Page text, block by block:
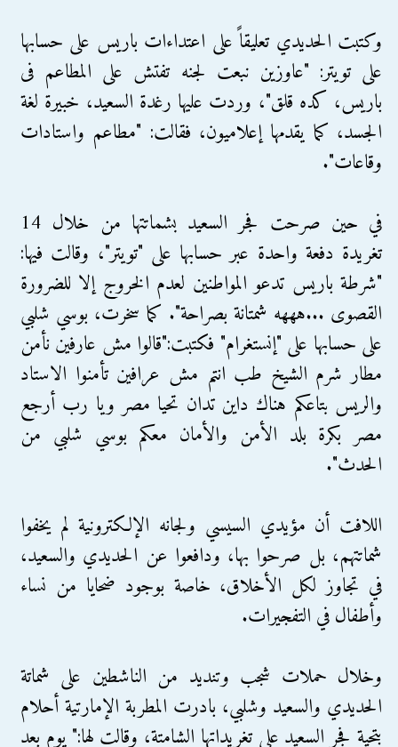
وكتبت الحديدي تعليقاً على اعتداءات باريس على حسابها
على تويتر: "‏عاوزين نبعت لجنه تفتش على المطاعم فى
باريس، كده قلق"، وردت عليها رغدة السعيد، خبيرة لغة
الجسد، كما يقدمها إعلاميون، فقالت: "مطاعم واستادات
وقاعات".
في حين صرحت فجر السعيد بشماتتها من خلال 14
تغريدة دفعة واحدة عبر حسابها على "تويتر"، وقالت فيها:
"شرطة باريس تدعو المواطنين لعدم الخروج إلا للضرورة
القصوى ...هههه شمتانة بصراحة". كما سخرت، بوسي شلبي
على حسابها على "إنستغرام" فكتبت:"قالوا مش عارفين نأمن
مطار شرم الشيخ طب انتم مش عرافين تأمنوا الاستاد
والريس بتاعكم هناك داين تدان تحيا مصر ويا رب أرجع
مصر بكرة بلد الأمن والأمان معكم بوسي شلبي من
الحدث".
اللافت أن مؤيدي السيسي ولجانه الإلكترونية لم يخفوا
شماتتهم، بل صرحوا بها، ودافعوا عن الحديدي والسعيد،
في تجاوز لكل الأخلاق، خاصة بوجود ضحايا من نساء
وأطفال في التفجيرات.
وخلال حملات شجب وتنديد من الناشطين على شماتة
الحديدي والسعيد وشلبي، بادرت المطربة الإمارتية أحلام
بتحية فجر السعيد على تغريداتها الشامتة، وقالت لها:" يوم بعد